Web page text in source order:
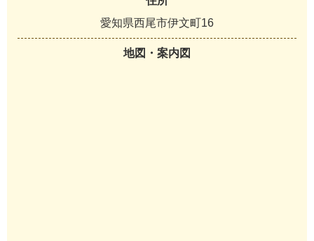
愛知県西尾市伊文町16
地図・案内図